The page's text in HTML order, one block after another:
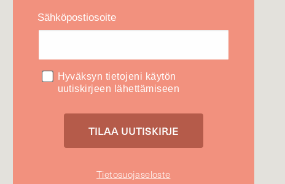
Sähköpostiosoite
Hyväksyn tietojeni käytön
uutiskirjeen lähettämiseen
Tietosuojaseloste